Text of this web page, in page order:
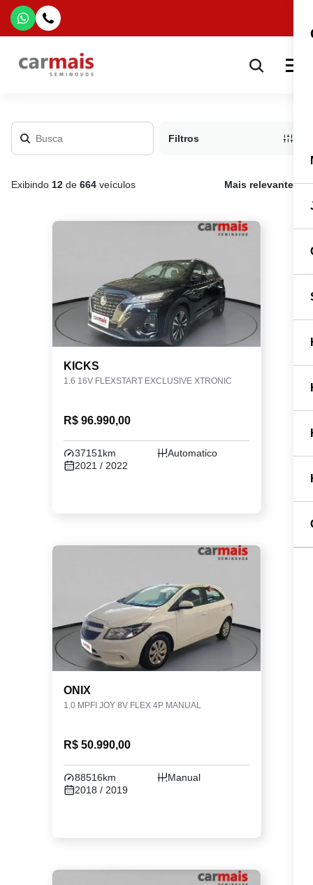
Filtros
Exibindo 12 de 664 veículos Mais relevante
KICKS
1.6 16V FLEXSTART EXCLUSIVE XTRONIC
R$ 96.990,00
37151km
Automatico
2021 / 2022
ONIX
1.0 MPFI JOY 8V FLEX 4P MANUAL
R$ 50.990,00
88516km
Manual
2018 / 2019